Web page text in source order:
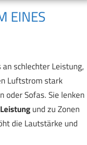
EINES
schlechter Leistung,
Luftstrom stark
oder Sofas. Sie lenken
und zu Zonen
die Lautstärke und